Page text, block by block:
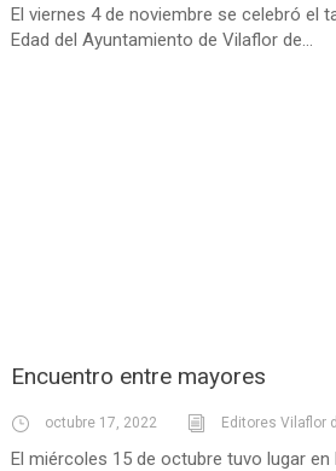
El viernes 4 de noviembre se celebró el
Edad del Ayuntamiento de Vilaflor de...
Encuentro entre mayores
octubre 17, 2022 Editores Vilaflor
El miércoles 15 de octubre tuvo lugar